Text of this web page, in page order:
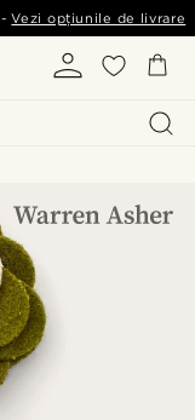
-Vezi opțiunile de livrare